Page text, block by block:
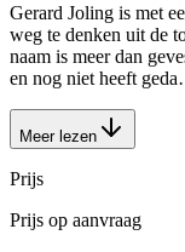
Gerard Joling is met
weg te denken uit de
naam is meer dan
en nog niet heeft
Meer lezen
Prijs
Prijs op aanvraag